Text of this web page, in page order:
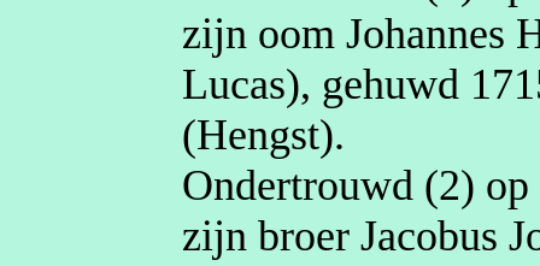
zijn oom Johannes
Lucas), gehuwd
(Hengst).
Ondertrouwd (2) op
zijn broer Jacobus